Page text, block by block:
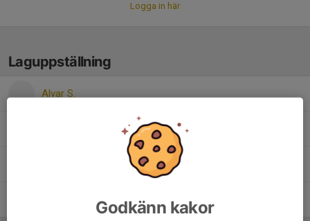
Logga in här
Laguppställning
Alvar S.
Godkänn kakor